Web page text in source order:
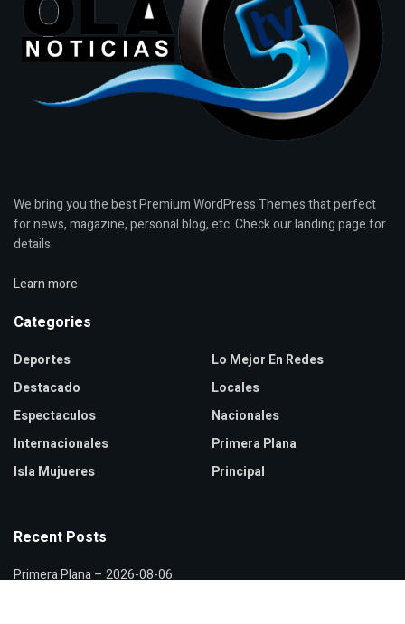
We bring you the best Premium WordPress Themes that perfect
for news, magazine, personal blog, etc. Check our landing page for
details.
Learn more
Categories
Deportes
Destacado
Espectaculos
Internacionales
Isla Mujueres
Lo Mejor En Redes
Locales
Nacionales
Primera Plana
Principal
Recent Posts
Primera Plana – 2026-08-06